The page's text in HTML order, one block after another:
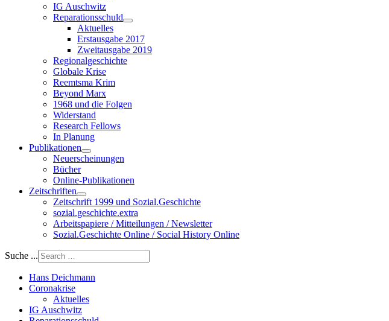
IG Auschwitz
Reparationsschuld
Aktuelles
Erstausgabe 2017
Zweitausgabe 2019
Regionalgeschichte
Globale Krise
Reemtsma Krim
Beyond Marx
1968 und die Folgen
Widerstand
Research Fellows
In Planung
Publikationen
Neuerscheinungen
Bücher
Online-Publikationen
Zeitschriften
Zeitschrift 1999 und Sozial.Geschichte
sozial.geschichte.extra
Arbeitspapiere / Mitteilungen / Newsletter
Sozial.Geschichte Online / Social History Online
Suche ...
Hans Deichmann
Coronakrise
Aktuelles
IG Auschwitz